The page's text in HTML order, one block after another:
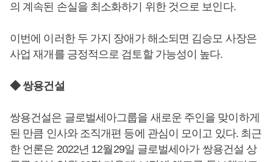
의 계속된 손실을 최소화하기 위한 것으로 보인다.
이번에 이러한 두 가지 장애가 해소되면 김승모 사장은
사업 재개를 긍정적으로 검토할 가능성이 높다.
◆ 쌍용건설
쌍용건설은 글로벌세아그룹을 새로운 주인을 맞이하게
된 만큼 인사와 조직개편 등에 관심이 모이고 있다. 최근
한 언론은 2022년 12월29일 글로벌세아가 쌍용건설 상